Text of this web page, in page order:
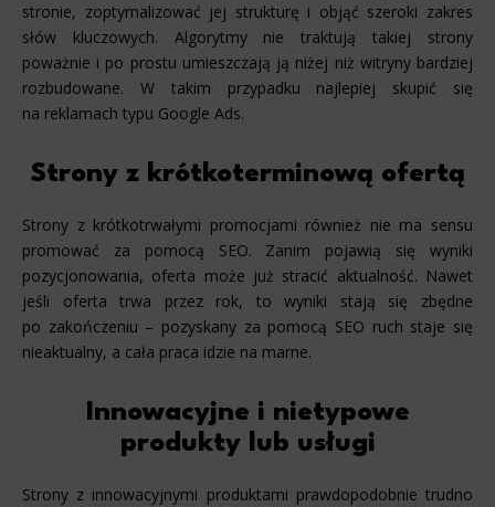
stronie, zoptymalizować jej strukturę i objąć szeroki zakres
słów kluczowych. Algorytmy nie traktują takiej strony
poważnie i po prostu umieszczają ją niżej niż witryny bardziej
rozbudowane. W takim przypadku najlepiej skupić się
na reklamach typu Google Ads.
Strony z krótkoterminową ofertą
Strony z krótkotrwałymi promocjami również nie ma sensu
promować za pomocą SEO. Zanim pojawią się wyniki
pozycjonowania, oferta może już stracić aktualność. Nawet
jeśli oferta trwa przez rok, to wyniki stają się zbędne
po zakończeniu – pozyskany za pomocą SEO ruch staje się
nieaktualny, a cała praca idzie na marne.
Innowacyjne i nietypowe
produkty lub usługi
Strony z innowacyjnymi produktami prawdopodobnie trudno